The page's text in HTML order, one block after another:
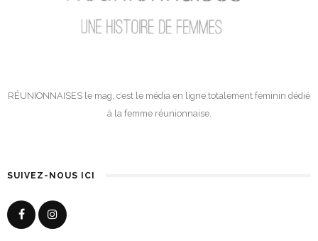
RÉUNIONNAISES le mag, c’est le média en ligne totalement féminin dédié
à la femme réunionnaise.
SUIVEZ-NOUS ICI